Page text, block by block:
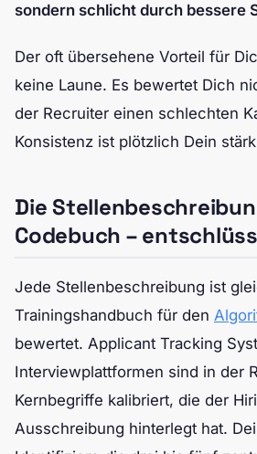
sondern schlicht durch bessere
Der oft übersehene Vorteil für
keine Laune. Es bewertet Dich
der Recruiter einen schlechten
Konsistenz ist plötzlich Dein
Die
Codebuch –
Jede Stellenbeschreibung ist
Trainingshandbuch für den
bewertet. Applicant Tracking
Interviewplattformen sind in der
Kernbegriffe kalibriert, die der
Ausschreibung hinterlegt hat.